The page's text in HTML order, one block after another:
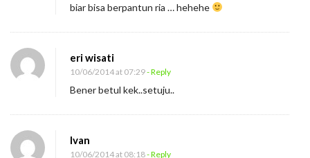
biar bisa berpantun ria … hehehe
eri wisati
10/06/2014 at 07:29- Reply
Bener betul kek..setuju..
Ivan
10/06/2014 at 08:18- Reply